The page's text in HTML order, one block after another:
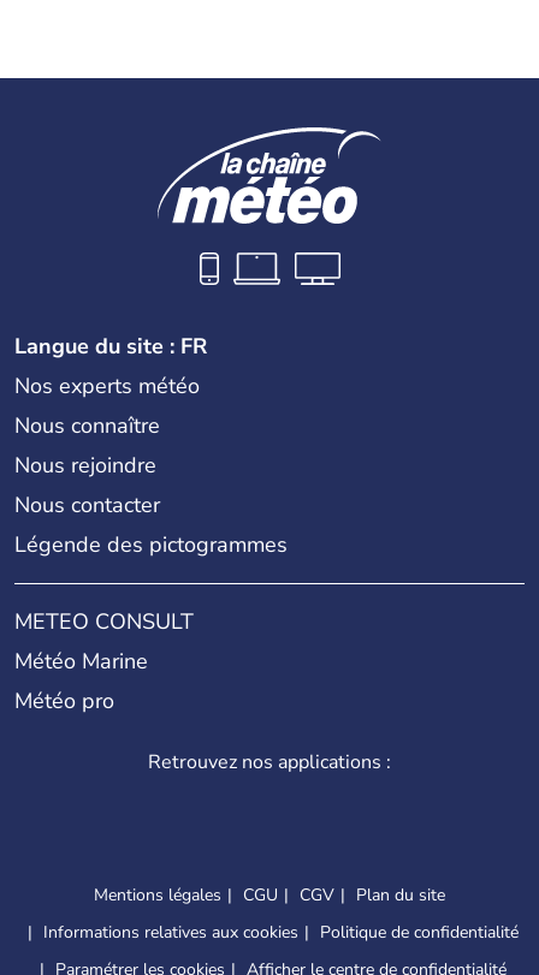
Langue du site : FR
Nos experts météo
Nous connaître
Nous rejoindre
Nous contacter
Légende des pictogrammes
METEO CONSULT
Météo Marine
Météo pro
Retrouvez nos applications :
Mentions légales CGU CGV
Plan du site
Informations relatives aux cookies
Politique de confidentialité
Paramétrer les cookies
Afficher le centre de confidentialité